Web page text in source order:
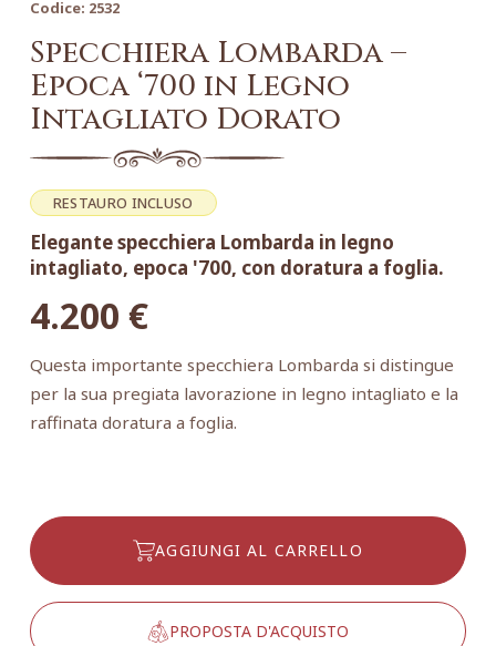
Codice: 2532
Specchiera Lombarda –
Epoca ‘700 in Legno
Intagliato Dorato
RESTAURO INCLUSO
Elegante specchiera Lombarda in legno
intagliato, epoca '700, con doratura a foglia.
4.200 €
Questa importante specchiera Lombarda si distingue
per la sua pregiata lavorazione in legno intagliato e la
raffinata doratura a foglia.
AGGIUNGI AL CARRELLO
PROPOSTA D'ACQUISTO